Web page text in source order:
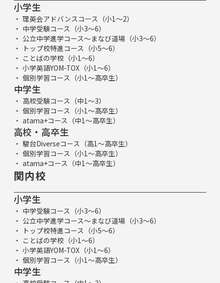
小学生
理英会アドバンスコース（小1～2）
中学受験コース（小3～6）
公立中学進学コース～まなび道場（小3～6）
トップ校特進コース（小5～6）
ことばの学校（小1～6）
小学英語YOM-TOX（小1～6）
個別学習コース（小1～高卒生）
中学生
高校受験コース（中1～3）
個別学習コース（小1～高卒生）
atama+コース（中1～高卒生）
高校・高卒生
駿台Diverseコース（高1～高卒生）
個別学習コース（小1～高卒生）
atama+コース（中1～高卒生）
関内校
小学生
中学受験コース（小3～6）
公立中学進学コース～まなび道場（小3～6）
トップ校特進コース（小5～6）
ことばの学校（小1～6）
小学英語YOM-TOX（小1～6）
個別学習コース（小1～高卒生）
中学生